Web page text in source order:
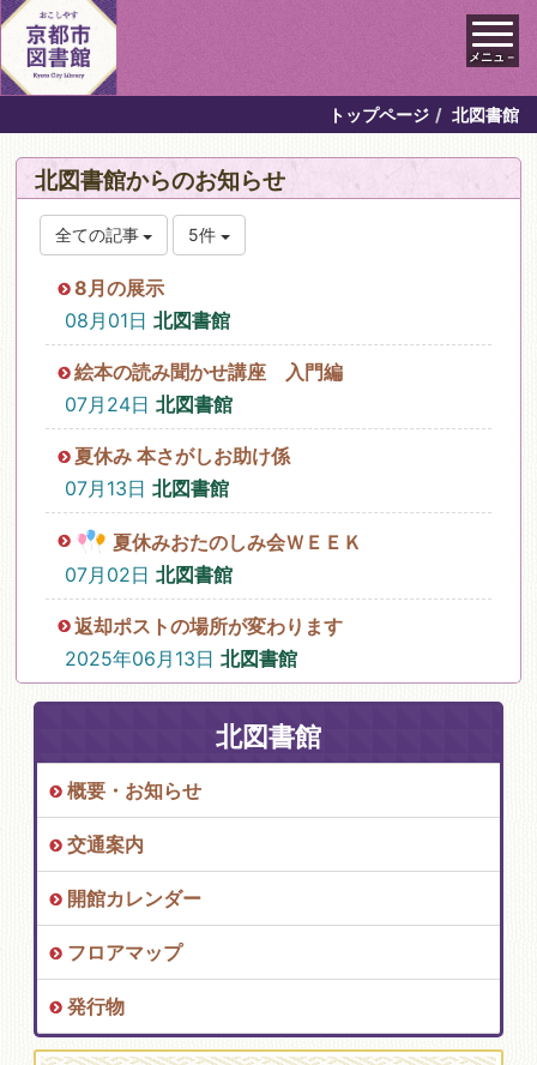
メニュ－
トップページ 北図書館
北図書館からのお知らせ
全ての記事 5件
8月の展示
08月01日 北図書館
絵本の読み聞かせ講座 入門編
07月24日 北図書館
夏休み 本さがしお助け係
07月13日 北図書館
夏休みおたのしみ会ＷＥＥＫ
07月02日 北図書館
返却ポストの場所が変わります
2025年06月13日 北図書館
北図書館
概要・お知らせ
交通案内
開館カレンダー
フロアマップ
発行物